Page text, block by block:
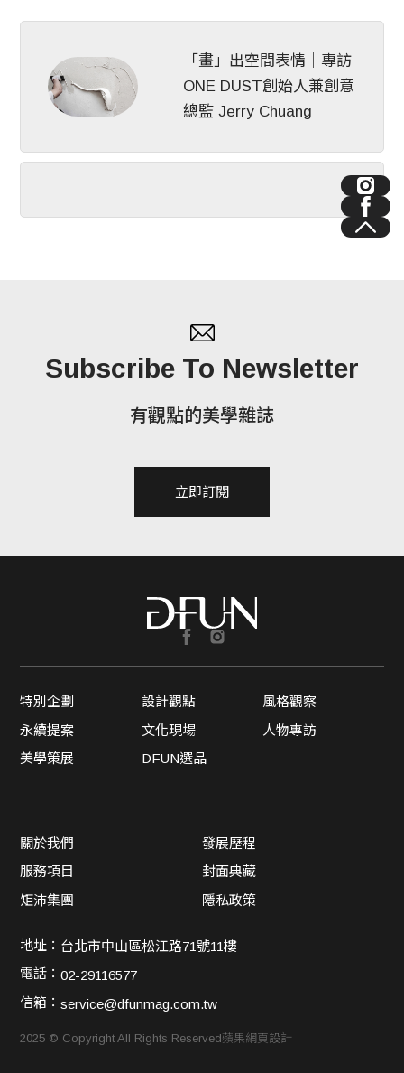
「畫」出空間表情│專訪
ONE DUST創始人兼創意
總監 Jerry Chuang
Subscribe To Newsletter
有觀點的美學雜誌
立即訂閱
特別企劃 設計觀點
風格觀察
永續提案
文化現場
人物專訪
美學策展
DFUN選品
關於我們
發展歷程
服務項目
封面典藏
矩沛集團
隱私政策
地址： 台北市中山區松江路71號11樓
電話：02-29116577
信箱：service@dfunmag.com.tw
2025 © Copyright All Rights Reserved蘋果網頁設計